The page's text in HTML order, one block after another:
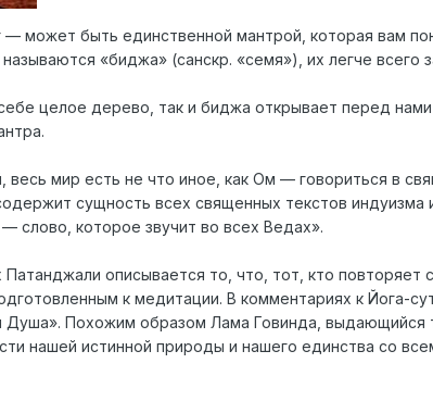
может быть единственной мантрой, которая вам
«биджа» (санскр. «семя»), их легче всего
целое дерево, так и биджа открывает перед
мир есть не что иное, как Ом — говориться в
сущность всех священных текстов индуизма
слово, которое звучит во всех Ведах».
описывается то, что, тот, кто повторяет
к медитации. В комментариях к Йога-
Похожим образом Лама Говинда,
нашей истинной природы и нашего единства со